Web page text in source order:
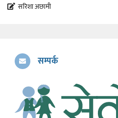
सरिशा अछामी
सम्पर्क